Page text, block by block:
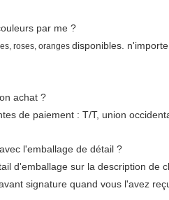
par me ?
roses, oranges disponibles.
achat ?
de paiement : T/T, union
l'emballage de détail ?
d'emballage sur la description de
signature quand vous l'avez